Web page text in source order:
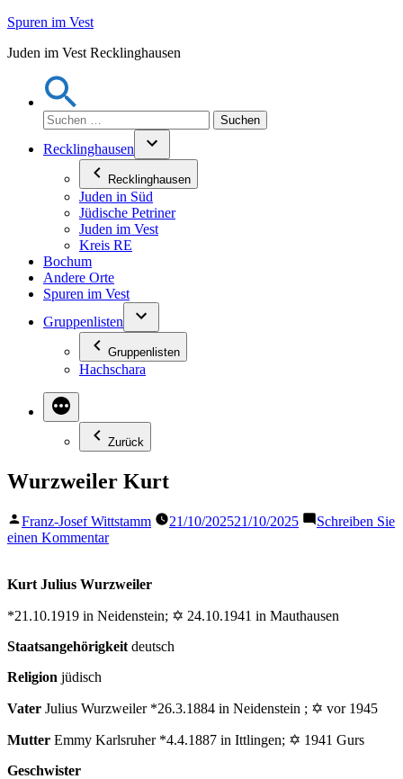
Zum
springen
Spuren im Vest
Juden im Vest Recklinghausen
Suchen
nach:
Recklinghausen
Recklinghausen
Juden in Süd
Jüdische Petriner
Juden im Vest
Kreis RE
Bochum
Andere Orte
Spuren im Vest
Gruppenlisten
Gruppenlisten
Hachschara
Zurück
Wurzweiler Kurt
Veröffentlicht
von
Franz-Josef Wittstamm 21/10/202521/10/2025
Schreiben Sie
einen Kommentarzu
Kurt Julius Wurzweiler
*21.10.1919 in Neidenstein; ✡ 24.10.1941 in Mauthausen
Staatsangehörigkeit deutsch
Religion jüdisch
Vater Julius Wurzweiler *26.3.1884 in Neidenstein ; ✡ vor 1945
Mutter Emmy Karlsruher *4.4.1887 in Ittlingen; ✡ 1941 Gurs
Geschwister